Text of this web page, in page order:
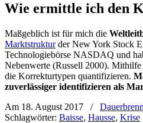
Wie ermittle ich den
Maßgeblich ist für mich die
Marktstrukturder New York Stock
Technologiebörse NASDAQ und
Nebenwerte (Russell 2000). Mithilfe
die Korrekturtypen quantifizieren.
zuverlässiger identifizieren als
Am 18. August 2017
/
Schlagwörter: Baisse, Hausse, Krise